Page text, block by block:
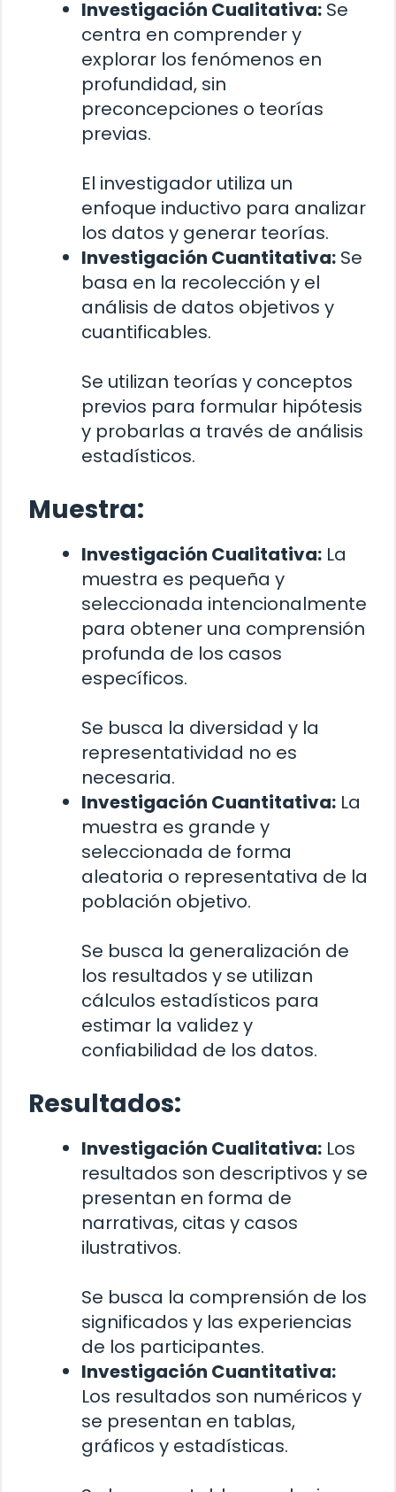
Investigación Cualitativa: Se
centra en comprender y
explorar los fenómenos en
profundidad, sin
preconcepciones o teorías
previas.
El investigador utiliza un
enfoque inductivo para analizar
los datos y generar teorías.
Investigación Cuantitativa: Se
basa en la recolección y el
análisis de datos objetivos y
cuantificables.
Se utilizan teorías y conceptos
previos para formular hipótesis
y probarlas a través de análisis
estadísticos.
Muestra:
Investigación Cualitativa: La
muestra es pequeña y
seleccionada intencionalmente
para obtener una comprensión
profunda de los casos
específicos.
Se busca la diversidad y la
representatividad no es
necesaria.
Investigación Cuantitativa: La
muestra es grande y
seleccionada de forma
aleatoria o representativa de la
población objetivo.
Se busca la generalización de
los resultados y se utilizan
cálculos estadísticos para
estimar la validez y
confiabilidad de los datos.
Resultados:
Investigación Cualitativa: Los
resultados son descriptivos y se
presentan en forma de
narrativas, citas y casos
ilustrativos.
Se busca la comprensión de los
significados y las experiencias
de los participantes.
Investigación Cuantitativa:
Los resultados son numéricos y
se presentan en tablas,
gráficos y estadísticas.